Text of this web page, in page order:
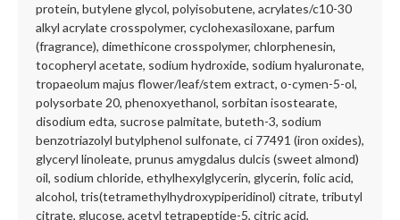
protein, butylene glycol, polyisobutene, acrylates/c10-30
alkyl acrylate crosspolymer, cyclohexasiloxane, parfum
(fragrance), dimethicone crosspolymer, chlorphenesin,
tocopheryl acetate, sodium hydroxide, sodium hyaluronate,
tropaeolum majus flower/leaf/stem extract, o-cymen-5-ol,
polysorbate 20, phenoxyethanol, sorbitan isostearate,
disodium edta, sucrose palmitate, buteth-3, sodium
benzotriazolyl butylphenol sulfonate, ci 77491 (iron oxides),
glyceryl linoleate, prunus amygdalus dulcis (sweet almond)
oil, sodium chloride, ethylhexylglycerin, glycerin, folic acid,
alcohol, tris(tetramethylhydroxypiperidinol) citrate, tributyl
citrate, glucose, acetyl tetrapeptide-5, citric acid,